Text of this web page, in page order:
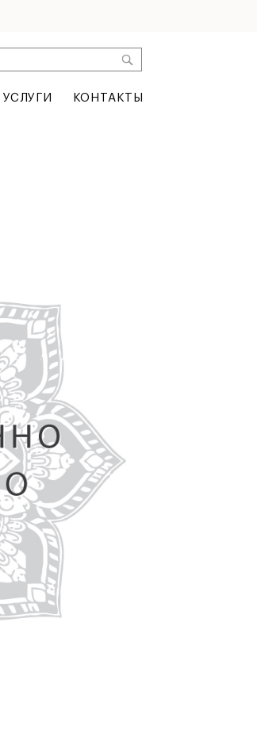
УСЛУГИ КОНТАКТЫ